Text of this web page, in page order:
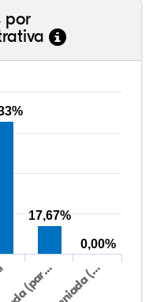
por
17,67%
0,00%